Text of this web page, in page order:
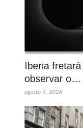
Iberia
observar o…
agosto 5, 2026